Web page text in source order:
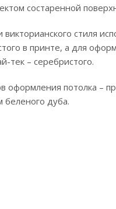
состаренной
стиля
в принте, а для
тек – серебристого.
оформления потолка –
беленого дуба.